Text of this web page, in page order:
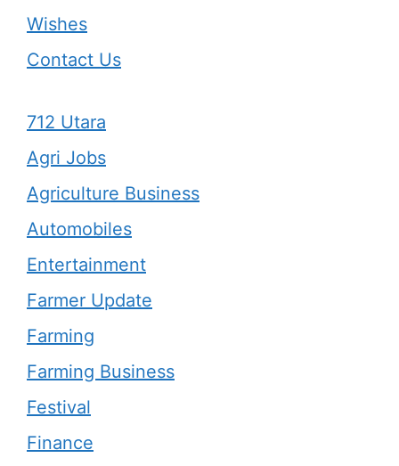
Wishes
Contact Us
712 Utara
Agri Jobs
Agriculture Business
Automobiles
Entertainment
Farmer Update
Farming
Farming Business
Festival
Finance